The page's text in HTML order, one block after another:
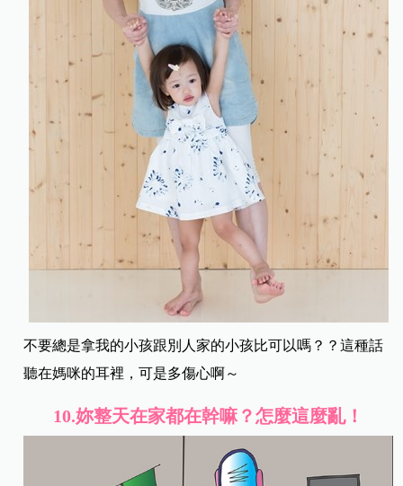
不要總是拿我的小孩跟別人家的小孩比可以嗎？？這種話
聽在媽咪的耳裡，可是多傷心啊～
10.妳整天在家都在幹嘛？怎麼這麼亂！